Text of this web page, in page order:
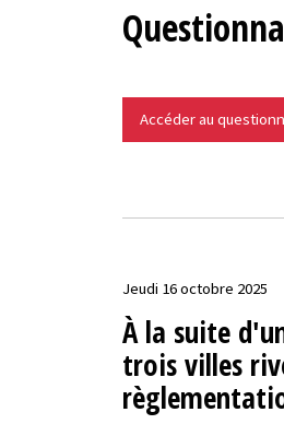
Accéder au
Jeudi 16 octobre 2025
À la suite
trois villes